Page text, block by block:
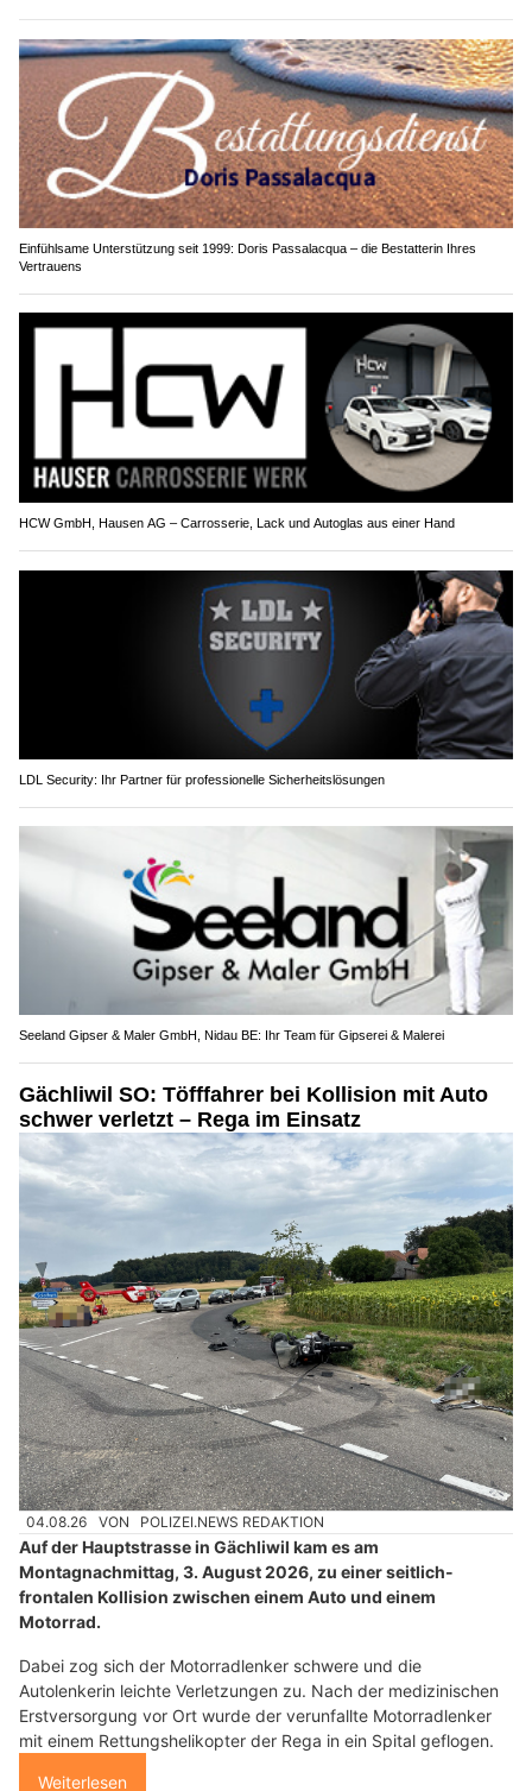
Einfühlsame Unterstützung seit 1999: Doris Passalacqua – die Bestatterin Ihres
Vertrauens
HCW GmbH, Hausen AG – Carrosserie, Lack und Autoglas aus einer Hand
LDL Security: Ihr Partner für professionelle Sicherheitslösungen
Seeland Gipser & Maler GmbH, Nidau BE: Ihr Team für Gipserei & Malerei
Gächliwil SO: Töfffahrer bei Kollision mit Auto
schwer verletzt – Rega im Einsatz
04.08.26 VON POLIZEI.NEWS REDAKTION
Auf der Hauptstrasse in Gächliwil kam es am
Montagnachmittag, 3. August 2026, zu einer seitlich-
frontalen Kollision zwischen einem Auto und einem
Motorrad.
Dabei zog sich der Motorradlenker schwere und die
Autolenkerin leichte Verletzungen zu. Nach der medizinischen
Erstversorgung vor Ort wurde der verunfallte Motorradlenker
mit einem Rettungshelikopter der Rega in ein Spital geflogen.
Weiterlesen